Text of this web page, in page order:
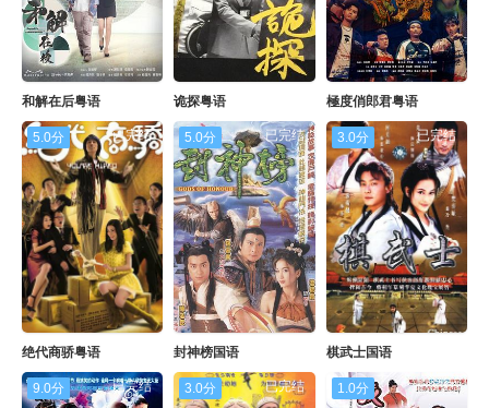
和解在后粤语 诡探粤语 極度俏郎君粤语
5.0分 已完结
绝代商骄粤语
5.0分 已完结
封神榜国语
3.0分 已完结
棋武士国语
9.0分 已完结 3.0分 已完结 1.0分 已完结